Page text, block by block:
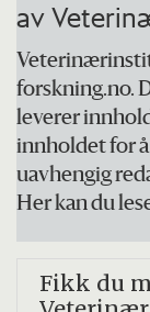
av
forskning.no.
leverer
innholdet for
uavhengig
Her kan du
Fikk du